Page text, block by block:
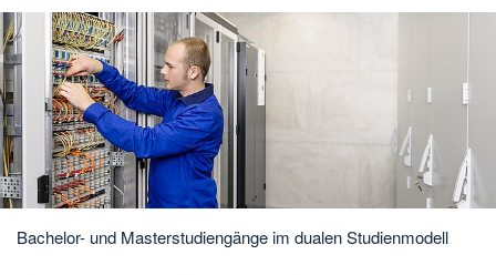
Bachelor- und Masterstudiengänge im dualen Studienmodell